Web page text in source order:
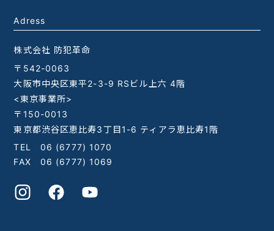
Adress
株式会社 防犯革命
〒542-0063
大阪市中央区東平2-3-9 RSビル上六 4階
<東京事業所>
〒150-0013
東京都渋谷区恵比寿3丁目1-6 ティアラ恵比寿1階
TEL 06 (6777) 1070
FAX 06 (6777) 1069